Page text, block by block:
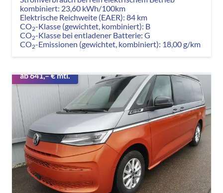
kombiniert: 23,60 kWh/100km
Elektrische Reichweite (EAER): 84 km
CO2-Klasse (gewichtet, kombiniert): B
CO2-Klasse bei entladener Batterie: G
CO2-Emissionen (gewichtet, kombiniert): 18,00 g/km
ab 641,– € mtl.